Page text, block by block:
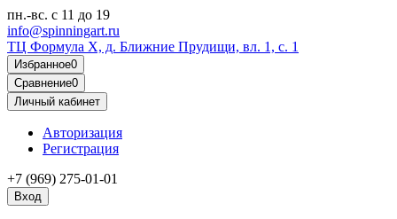
пн.-вс. с 11 до 19
info@spinningart.ru
ТЦ Формула X, д. Ближние Прудищи, вл. 1, с. 1
Избранное0
Сравнение0
Личный кабинет
Авторизация
Регистрация
+7 (969) 275-01-01
Вход